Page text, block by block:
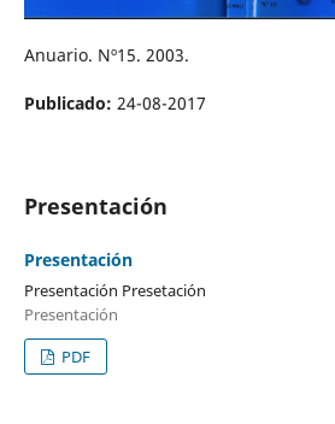
Anuario. Nº15. 2003.
Publicado: 24-08-2017
Presentación
Presentación
Presentación Presetación
Presentación
PDF